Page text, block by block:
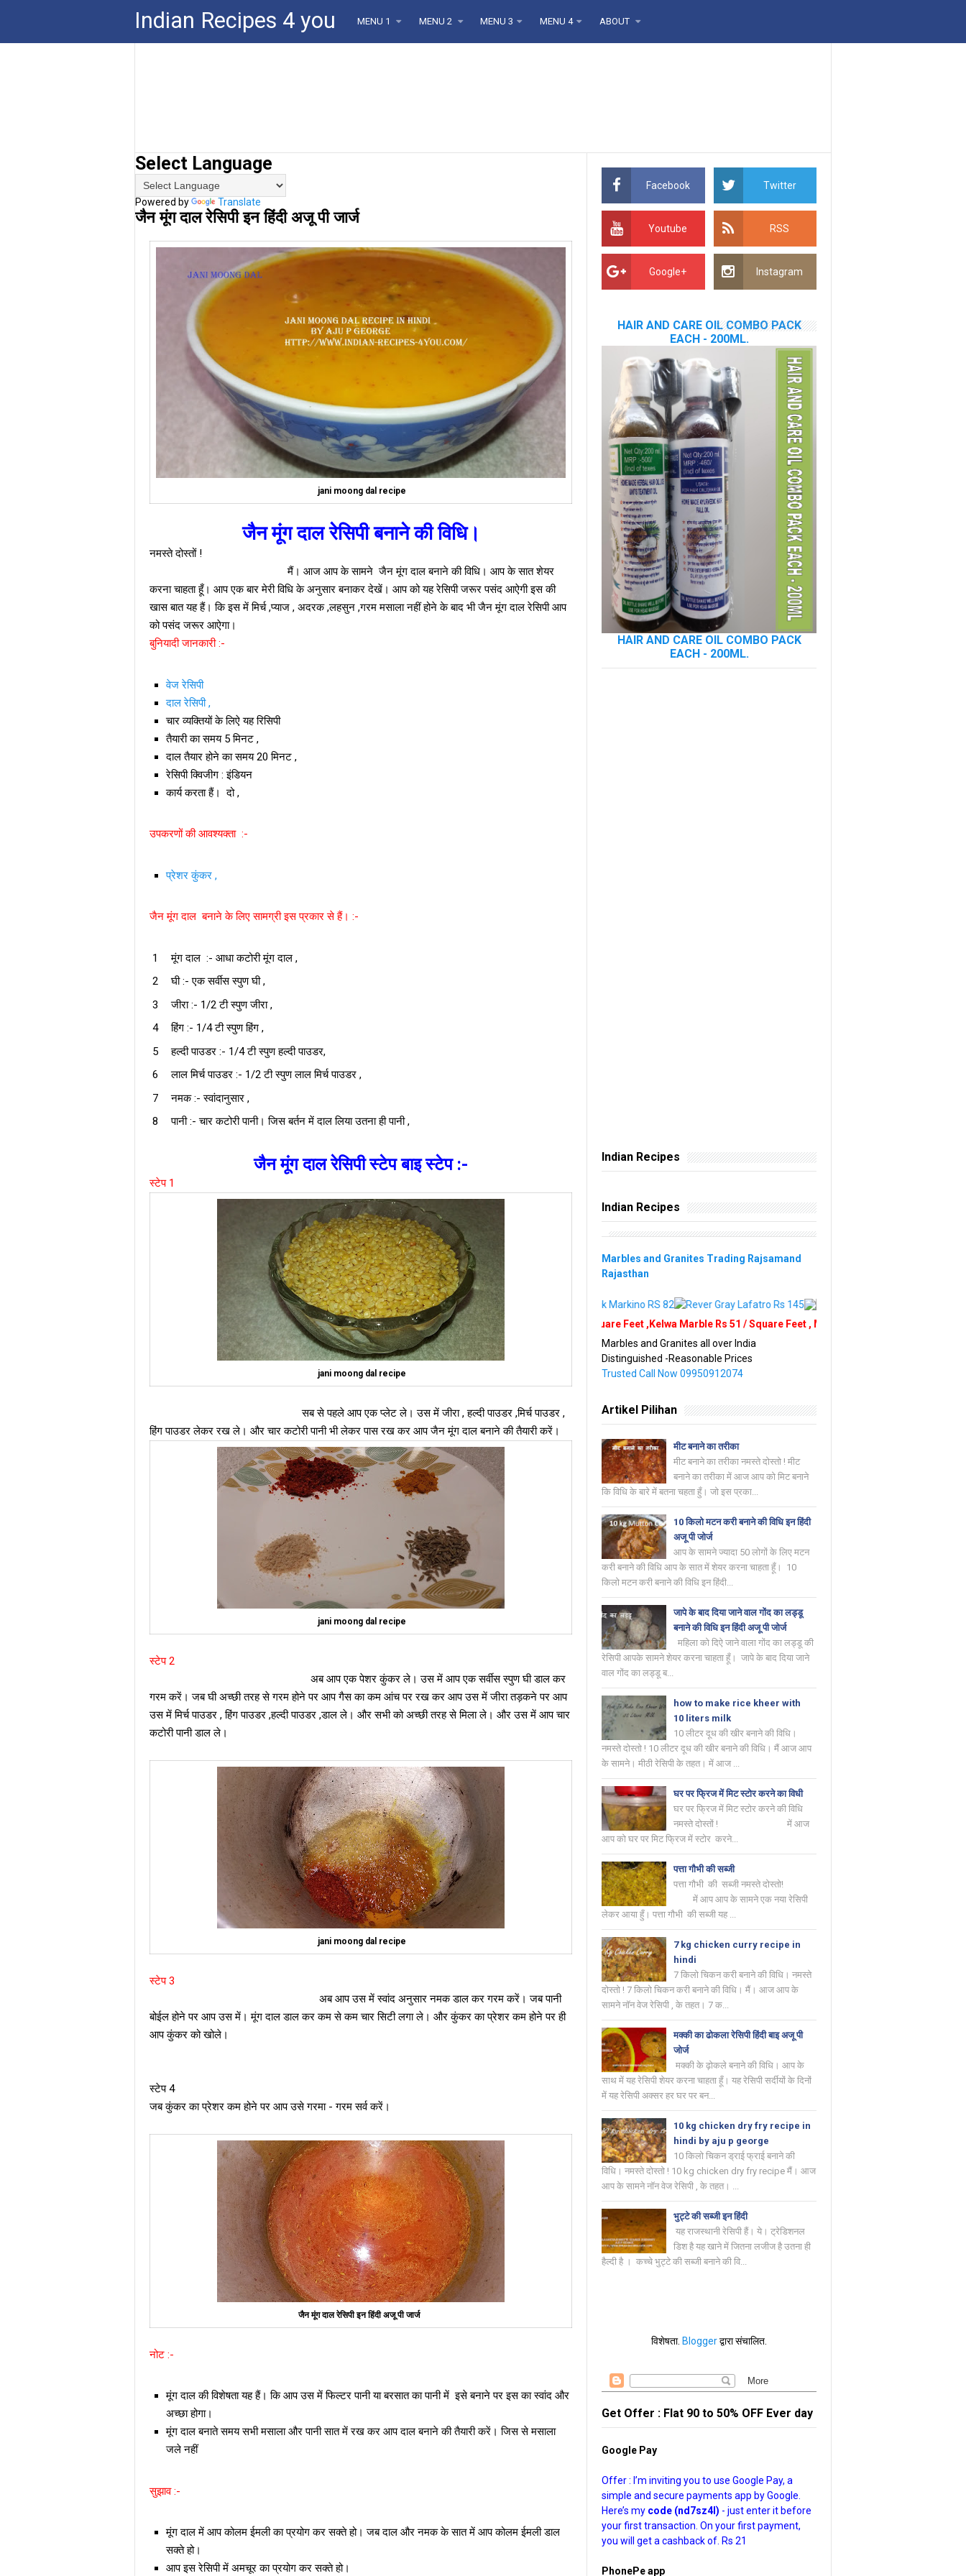
Indian Recipes 4 you MENU 1 MENU 2 MENU 3 MENU 4 ABOUT
Select Language
Powered by Translate
जैन मूंग दाल रेसिपी इन हिंदी अजू पी जार्ज
jani moong dal recipe
जैन मूंग दाल रेसिपी बनाने की विधि।
नमस्ते दोस्तों !
मैं। आज आप के सामने जैन मूंग दाल बनाने की विधि। आप के सात शेयर
करना चाहता हूँ। आप एक बार मेरी विधि के अनुसार बनाकर देखें। आप को यह रेसिपी जरूर पसंद आऐगी इस की
खास बात यह हैं। कि इस में मिर्च ,प्याज , अदरक ,लहसुन ,गरम मसाला नहीं होने के बाद भी जैन मूंग दाल रेसिपी आप
को पसंद जरूर आऐगा।
बुनियादी जानकारी :-
वेज रेसिपी
दाल रेसिपी ,
चार व्यक्तियों के लिऐ यह रिसिपी
तैयारी का समय 5 मिनट ,
दाल तैयार होने का समय 20 मिनट ,
रेसिपी क्विजीग : इंडियन
कार्य करता हैं। दो ,
उपकरणों की आवश्यक्ता :-
प्रेशर कुंकर ,
जैन मूंग दाल बनाने के लिए सामग्री इस प्रकार से हैं। :-
मूंग दाल :- आधा कटोरी मूंग दाल ,
घी :- एक सर्वीस स्पुण घी ,
जीरा :- 1/2 टी स्पुण जीरा ,
हिंग :- 1/4 टी स्पुण हिंग ,
हल्दी पाउडर :- 1/4 टी स्पुण हल्दी पाउडर,
लाल मिर्च पाउडर :- 1/2 टी स्पुण लाल मिर्च पाउडर ,
नमक :- स्वांदानुसार ,
पानी :- चार कटोरी पानी। जिस बर्तन में दाल लिया उतना ही पानी ,
जैन मूंग दाल रेसिपी स्टेप बाइ स्टेप :-
स्टेप 1
jani moong dal recipe
सब से पहले आप एक प्लेट ले। उस में जीरा , हल्दी पाउडर ,मिर्च पाउडर ,
हिंग पाउडर लेकर रख ले। और चार कटोरी पानी भी लेकर पास रख कर आप जैन मूंग दाल बनाने की तैयारी करें।
jani moong dal recipe
स्टेप 2
अब आप एक पेशर कुंकर ले। उस में आप एक सर्वीस स्पुण घी डाल कर
गरम करें। जब घी अच्छी तरह से गरम होने पर आप गैस का कम आंच पर रख कर आप उस में जीरा तड़कने पर आप
उस में मिर्च पाउडर , हिंग पाउडर ,हल्दी पाउडर ,डाल ले। और सभी को अच्छी तरह से मिला ले। और उस में आप चार
कटोरी पानी डाल ले।
jani moong dal recipe
स्टेप 3
अब आप उस में स्वांद अनुसार नमक डाल कर गरम करें। जब पानी
बोईल होने पर आप उस में। मूंग दाल डाल कर कम से कम चार सिटी लगा ले। और कुंकर का प्रेशर कम होने पर ही
आप कुंकर को खोले।
स्टेप 4
जब कुंकर का प्रेशर कम होने पर आप उसे गरमा - गरम सर्व करें।
जैन मूंग दाल रेसिपी इन हिंदी अजू पी जार्ज
नोट :-
मूंग दाल की विशेषता यह हैं। कि आप उस में फिल्टर पानी या बरसात का पानी में इसे बनाने पर इस का स्वांद और
अच्छा होगा।
मूंग दाल बनाते समय सभी मसाला और पानी सात में रख कर आप दाल बनाने की तैयारी करें। जिस से मसाला
जले नहीं
सुझाव :-
मूंग दाल में आप कोलम ईमली का प्रयोग कर सक्ते हो। जब दाल और नमक के सात में आप कोलम ईमली डाल
सक्ते हो।
आप इस रेसिपी में अमचूर का प्रयोग कर सक्ते हो।
Facebook Twitter
Youtube RSS
Google+ Instagram
HAIR AND CARE OIL COMBO PACK
EACH - 200ML.
HAIR AND CARE OIL COMBO PACK
EACH - 200ML.
Indian Recipes
Indian Recipes
Marbles and Granites Trading Rajsamand
Rajasthan
Agaria White Marble, 16 Mm Rs 45/ Square Feet ,Whaite Marbles Rs 85/ Square Feet ,Kelwa Marble Rs 51 / Square Feet , Marble and Granite trading Rajsamand
Marbles and Granites all over India
Distinguished -Reasonable Prices
Trusted Call Now 09950912074
Artikel Pilihan
मीट बनाने का तरीका
मीट बनाने का तरीका नमस्ते दोस्तो ! मीट
बनाने का तरीका में आज आप को मिट बनाने
कि विधि के बारे में बतना चहता हुँ। जो इस प्रका...
10 किलो मटन करी बनाने की विधि इन हिंदी
अजू पी जोर्ज
आप के सामने ज्यादा 50 लोगों के लिए मटन
करी बनाने की विधि आप के सात में शेयर करना चाहता हूँ। 10
किलो मटन करी बनाने की विधि इन हिंदी...
जापे के बाद दिया जाने वाल गोंद का लड्डू
बनाने की विधि इन हिंदी अजू पी जोर्ज
महिला को दिऐ जाने वाला गोंद का लड्डू की
रेसिपी आपके सामने शेयर करना चाहता हूँ। जापे के बाद दिया जाने
वाल गोंद का लड्डू ब...
how to make rice kheer with
10 liters milk
10 लीटर दूध की खीर बनाने की विधि।
नमस्ते दोस्तो ! 10 लीटर दूध की खीर बनाने की विधि। मैं आज आप
के सामने। मीठी रेसिपी के तहत। में आज ...
घर पर फ्रिज में मिट स्टोर करने का विधी
घर पर फ्रिज में मिट स्टोर करने की विधि
नमस्ते दोस्तों ! में आज
आप को घर पर मिट फ्रिज में स्टोर करने...
पत्ता गौभी की सब्जी
पत्ता गौभी की सब्जी नमस्ते दोस्तो!
में आप आप के सामने एक नया रेसिपी
लेकर आया हुँ। पत्ता गौभी की सब्जी यह ...
7 kg chicken curry recipe in
hindi
7 किलो चिकन करी बनाने की विधि। नमस्ते
दोस्तो ! 7 किलो चिकन करी बनाने की विधि। मैं। आज आप के
सामने नॉन वेज रेसिपी , के तहत। 7 क...
मक्की का ढोकला रेसिपी हिंदी बाइ अजू पी
जोर्ज
मक्की के ढ़ोकले बनाने की विधि। आप के
साथ में यह रेसिपी शेयर करना चाहता हूँ। यह रेसिपी सर्दीयों के दिनों
में यह रेसिपी अक्सर हर घर पर बन...
10 kg chicken dry fry recipe in
hindi by aju p george
10 किलो चिकन ड्राई फ्राई बनाने की
विधि। नमस्ते दोस्तो ! 10 kg chicken dry fry recipe मैं। आज
आप के सामने नॉन वेज रेसिपी , के तहत। ...
भुट्टे की सब्जी इन हिंदी
यह राजस्थानी रेसिपी हैं। ये। ट्रेडिशनल
डिश है यह खाने में जितना लजीज है उतना ही
हैल्दी है । कच्चे भुट्टे की सब्जी बनाने की वि...
विशेषता. Bloggerद्वारा संचालित.
Get Offer : Flat 90 to 50% OFF Ever day
Google Pay
Offer : I’m inviting you to use Google Pay, a
simple and secure payments app by Google.
Here’s my code (nd7sz4l) - just enter it before
your first transaction. On your first payment,
you will get a cashback of. Rs 21
PhonePe app